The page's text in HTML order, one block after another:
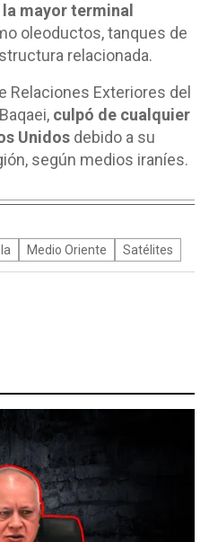
mayor terminal
oleoductos, tanques de
relacionada.
Relaciones Exteriores del
culpó de cualquier
Unidos debido a su
según medios iraníes.
Medio Oriente Satélites